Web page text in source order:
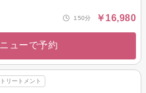
150分 ￥16,980
ューで予約
トリートメント